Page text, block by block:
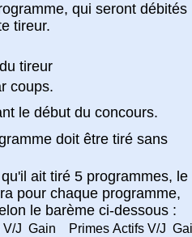
qui seront débités
tireur.
tireur
coups.
le début du concours.
doit être tiré sans
ait tiré 5 programmes, le
pour chaque programme,
le barème ci-dessous :
V/J Gain Primes Actifs V/J